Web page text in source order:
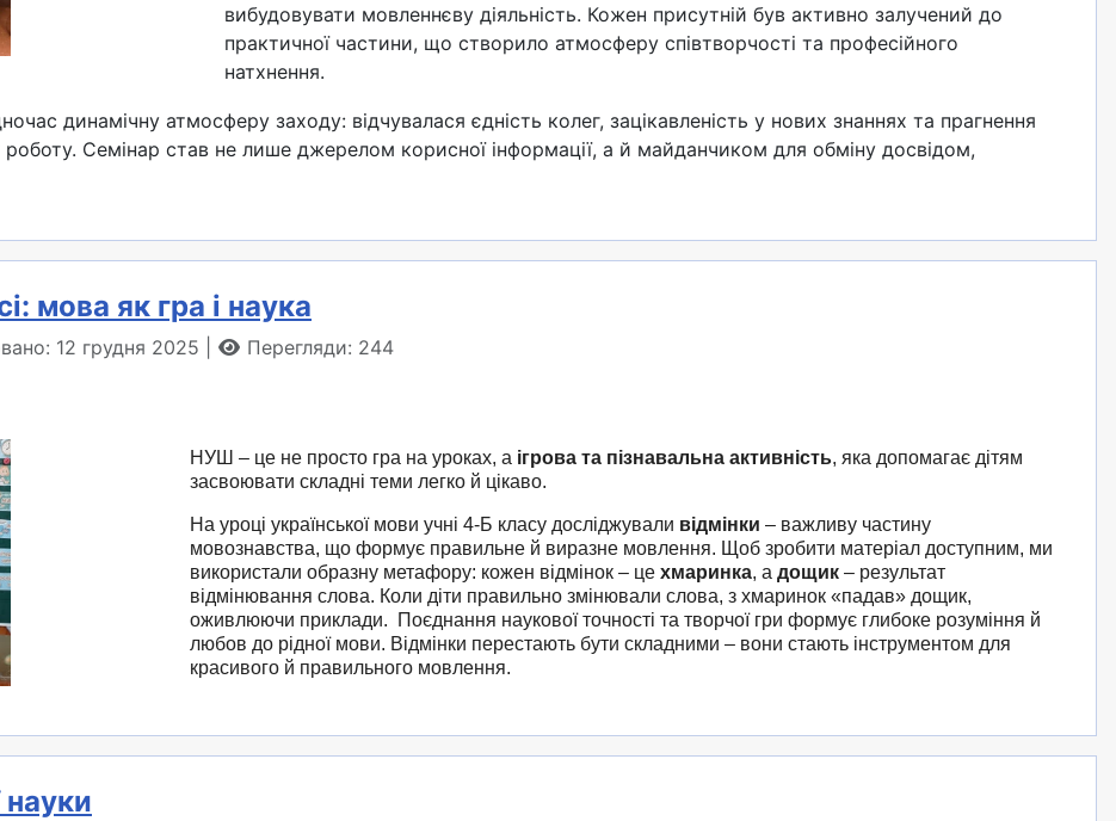
вибудовувати мовленнєву діяльність. Кожен присутній був активно залучений до
практичної частини, що створило атмосферу співтворчості та професійного
натхнення.
динамічну атмосферу заходу: відчувалася єдність колег, зацікавленість у нових знаннях та прагнення
Семінар став не лише джерелом корисної інформації, а й майданчиком для обміну досвідом,
мова як гра і наука
12 грудня 2025 Перегляди: 244
НУШ – це не просто гра на уроках, а ігрова та пізнавальна активність, яка допомагає дітям
засвоювати складні теми легко й цікаво.
На уроці української мови учні 4-Б класу досліджували відмінки – важливу частину
мовознавства, що формує правильне й виразне мовлення. Щоб зробити матеріал доступним, ми
використали образну метафору: кожен відмінок – це хмаринка, а дощик – результат
відмінювання слова. Коли діти правильно змінювали слова, з хмаринок «падав» дощик,
оживлюючи приклади. Поєднання наукової точності та творчої гри формує глибоке розуміння й
любов до рідної мови. Відмінки перестають бути складними – вони стають інструментом для
красивого й правильного мовлення.
науки